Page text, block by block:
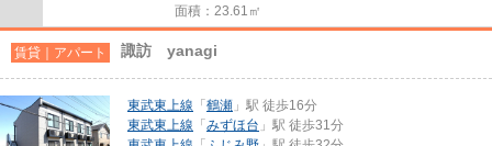
面積：23.61㎡
賃貸｜アパート 諏訪 yanagi
東武東上線 「 鶴瀬 」駅 徒歩16分
東武東上線 「 みずほ台 」駅 徒歩31分